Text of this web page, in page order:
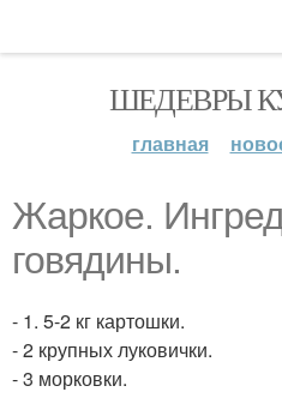
ШЕДЕВРЫ
главная
Жаркое.
говядины.
- 1. 5-2 кг картошки.
- 2 крупных луковички.
- 3 морковки.